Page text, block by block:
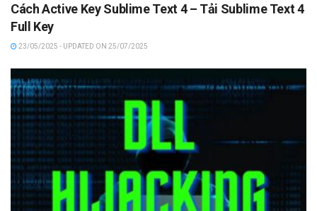
Cách Active Key Sublime Text 4 – Tải Sublime Text 4
Full Key
23/05/2025 - UPDATED ON 25/07/2025